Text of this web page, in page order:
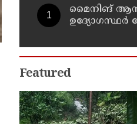
മൈനിങ്
Featured